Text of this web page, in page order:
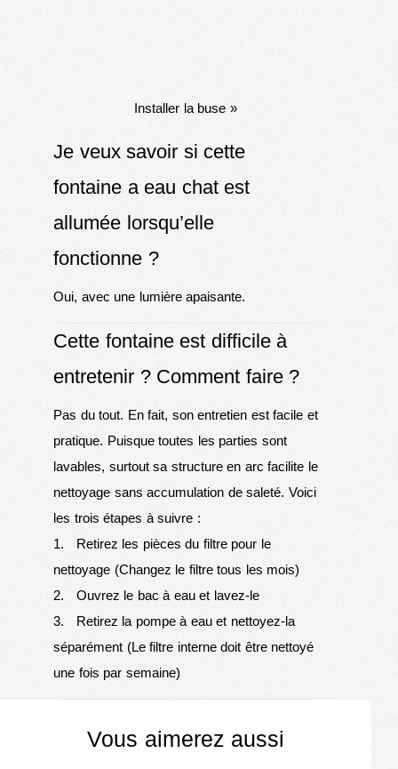
Installer la buse »
Je veux savoir si cette
fontaine a eau chat est
allumée lorsqu’elle
fonctionne ?
Oui, avec une lumière apaisante.
Cette fontaine est difficile à
entretenir ? Comment faire ?
Pas du tout. En fait, son entretien est facile et
pratique. Puisque toutes les parties sont
lavables, surtout sa structure en arc facilite le
nettoyage sans accumulation de saleté. Voici
les trois étapes à suivre :
1. Retirez les pièces du filtre pour le
nettoyage (Changez le filtre tous les mois)
2. Ouvrez le bac à eau et lavez-le
3. Retirez la pompe à eau et nettoyez-la
séparément (Le filtre interne doit être nettoyé
une fois par semaine)
Vous aimerez aussi